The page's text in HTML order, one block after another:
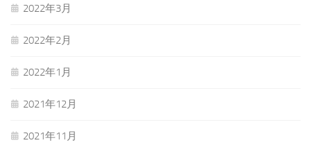
2022年3月
2022年2月
2022年1月
2021年12月
2021年11月